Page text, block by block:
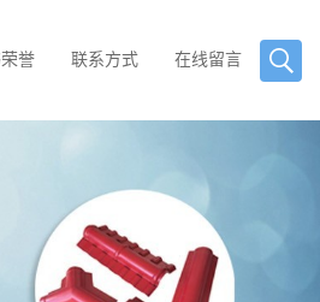
誉 联系方式 在线留言